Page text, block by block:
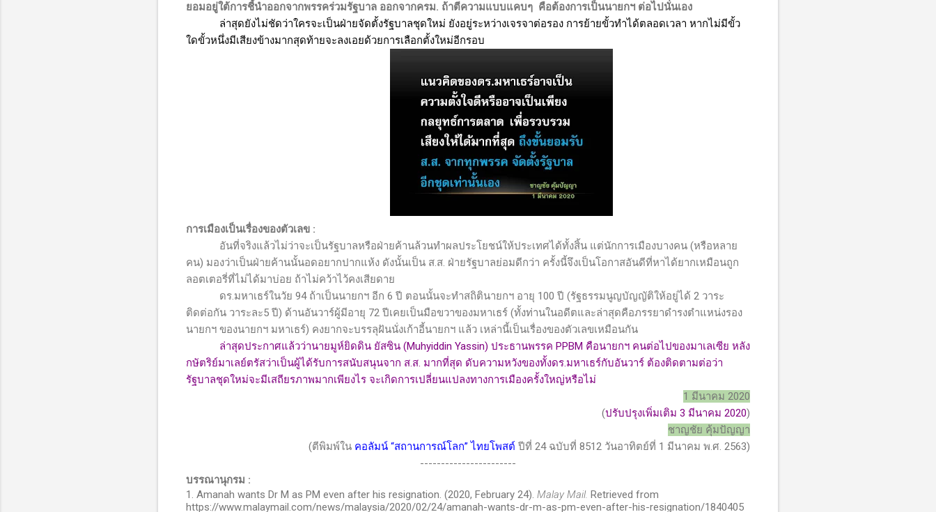
ยอมอยู่ใต้การชี้นำออกจากพรรคร่วมรัฐบาล ออกจากครม. ถ้าตีความแบบแคบๆ คือต้องการเป็นนายกฯ ต่อไปนั่นเอง
ล่าสุดยังไม่ชัดว่าใครจะเป็นฝ่ายจัดตั้งรัฐบาลชุดใหม่ ยังอยู่ระหว่างเจรจาต่อรอง การย้ายขั้วทำได้ตลอดเวลา หากไม่มีขั้ว
ใดขั้วหนึ่งมีเสียงข้างมากสุดท้ายจะลงเอยด้วยการเลือกตั้งใหม่อีกรอบ
การเมืองเป็นเรื่องของตัวเลข :
อันที่จริงแล้วไม่ว่าจะเป็นรัฐบาลหรือฝ่ายค้านล้วนทำผลประโยชน์ให้ประเทศได้ทั้งสิ้น แต่นักการเมืองบางคน (หรือหลาย
คน) มองว่าเป็นฝ่ายค้านนั้นอดอยากปากแห้ง ดังนั้นเป็น ส.ส. ฝ่ายรัฐบาลย่อมดีกว่า ครั้งนี้จึงเป็นโอกาสอันดีที่หาได้ยากเหมือนถูก
ลอตเตอรี่ที่ไม่ได้มาบ่อย ถ้าไม่คว้าไว้คงเสียดาย
ดร.มหาเธร์ในวัย 94 ถ้าเป็นนายกฯ อีก 6 ปี ตอนนั้นจะทำสถิตินายกฯ อายุ 100 ปี (รัฐธรรมนูญบัญญัติให้อยู่ได้ 2 วาระ
ติดต่อกัน วาระละ5 ปี) ด้านอันวาร์ผู้มีอายุ 72 ปีเคยเป็นมือขวาของมหาเธร์ (ทั้งท่านในอดีตและล่าสุดคือภรรยาดำรงตำแหน่งรอง
นายกฯ ของนายกฯ มหาเธร์) คงยากจะบรรลุฝันนั่งเก้าอี้นายกฯ แล้ว เหล่านี้เป็นเรื่องของตัวเลขเหมือนกัน
ล่าสุดประกาศแล้วว่านายมูห์ยิดดิน ยัสซิน (Muhyiddin Yassin) ประธานพรรค PPBM คือนายกฯ คนต่อไปของมาเลเซีย หลัง
กษัตริย์มาเลย์ตรัสว่าเป็นผู้ได้รับการสนับสนุนจาก ส.ส. มากที่สุด ดับความหวังของทั้งดร.มหาเธร์กับอันวาร์ ต้องติดตามต่อว่า
รัฐบาลชุดใหม่จะมีเสถียรภาพมากเพียงไร จะเกิดการเปลี่ยนแปลงทางการเมืองครั้งใหญ่หรือไม่
1 มีนาคม 2020
(ปรับปรุงเพิ่มเติม 3 มีนาคม 2020)
ชาญชัย คุ้มปัญญา
(ตีพิมพ์ใน คอลัมน์ “สถานการณ์โลก”ไทยโพสต์ ปีที่ 24 ฉบับที่ 8512 วันอาทิตย์ที่ 1 มีนาคม พ.ศ. 2563)
-----------------------
บรรณานุกรม :
1. Amanah wants Dr M as PM even after his resignation. (2020, February 24). Malay Mail. Retrieved from
https://www.malaymail.com/news/malaysia/2020/02/24/amanah-wants-dr-m-as-pm-even-after-his-resignation/1840405